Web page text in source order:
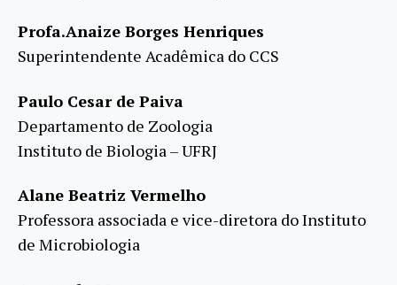
Profa.Anaize Borges Henriques
Superintendente Acadêmica do CCS
Paulo Cesar de Paiva
Departamento de Zoologia
Instituto de Biologia – UFRJ
Alane Beatriz Vermelho
Professora associada e vice-diretora do Instituto
de Microbiologia